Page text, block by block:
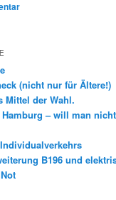
(nicht nur für Ältere!)
Mittel der Wahl.
Hamburg – will man
B196 und